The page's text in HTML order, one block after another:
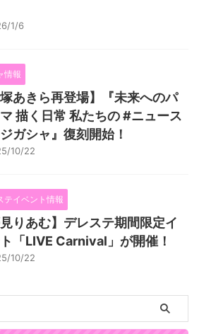
1/6
情報
塚あきら再登場】『未来へのパ
描く日常 私たちの #ニュース
ガシャ』復刻開始！
10/22
テイベント情報
見りあむ】デレステ期間限定イ
「LIVE Carnival」が開催！
10/22